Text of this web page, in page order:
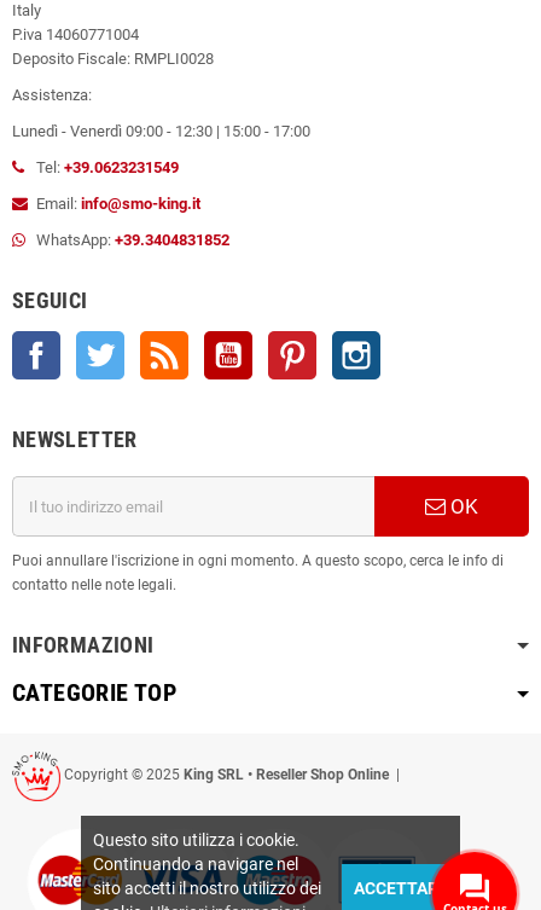
Italy
P.iva 14060771004
Deposito Fiscale: RMPLI0028
Assistenza:
Lunedì - Venerdì 09:00 - 12:30 | 15:00 - 17:00
Tel: +39.0623231549
Email: info@smo-king.it
WhatsApp: +39.3404831852
SEGUICI
Facebook Twitter YouTube Pinterest
NEWSLETTER
OK
Puoi annullare l'iscrizione in ogni momento. A questo scopo, cerca le info di
contatto nelle note legali.
INFORMAZIONI
CATEGORIE TOP
Copyright © 2025 King SRL • Reseller Shop Online|
Questo sito utilizza i cookie.
Continuando a navigare nel
sito accetti il nostro utilizzo dei
ACCETTARE